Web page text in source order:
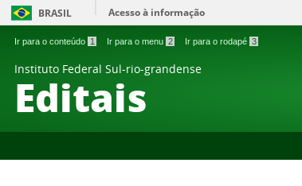
BRASIL Acesso à informação
Ir para o conteúdo 1 Ir para o menu 2 Ir para o rodapé 3
Instituto Federal Sul-rio-grandense
Editais